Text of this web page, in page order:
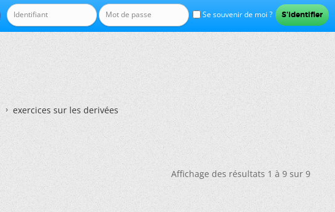
Se souvenir de moi ?
exercices sur les derivées
Affichage des résultats 1 à 9 sur 9